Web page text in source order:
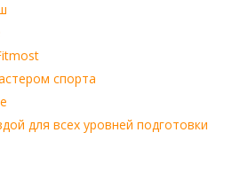
спорта
для всех уровней подготовки